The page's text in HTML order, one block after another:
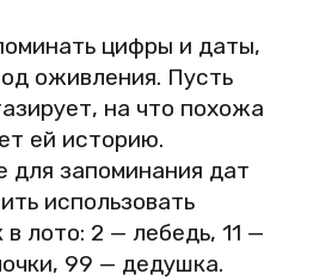
цифры и даты,
оживления. Пусть
на что похожа
ей историю.
для запоминания дат
использовать
лото: 2 — лебедь, 11 —
99 — дедушка.